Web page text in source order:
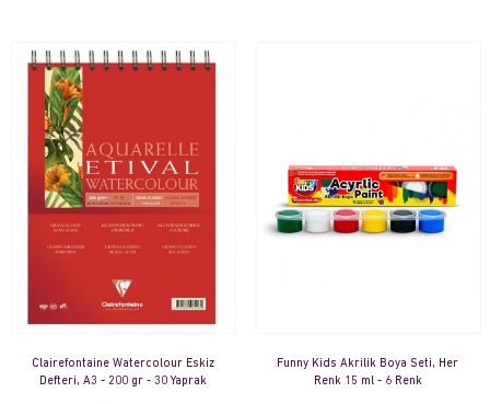
Clairefontaine Watercolour Eskiz
Defteri, A3 - 200 gr - 30 Yaprak
Funny Kids Akrilik Boya Seti, Her
Renk 15 ml - 6 Renk